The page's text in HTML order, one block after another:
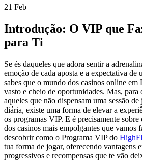
21 Feb
Introdução: O VIP que
para Ti
Se és daqueles que adora sentir a
emoção de cada aposta e a expectativa de
sabes que o mundo dos casinos online
vasto e cheio de oportunidades. Mas, para
aqueles que não dispensam uma sessão
diária, existe uma forma de elevar a
os programas VIP. E é precisamente
dos casinos mais empolgantes que vamos
descobrir como o Programa VIP do
tua forma de jogar, oferecendo vantagens
progressivos e recompensas que te vão